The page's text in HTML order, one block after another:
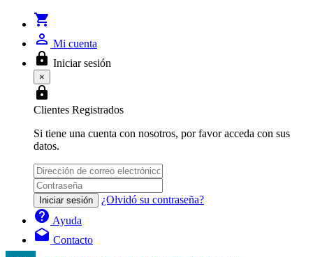
shopping_cart
person_outline Mi cuenta
lock Iniciar sesión
×
lock
Clientes Registrados
Si tiene una cuenta con nosotros, por favor acceda con sus
datos.
Iniciar sesión ¿Olvidó su contraseña?
help Ayuda
drafts Contacto